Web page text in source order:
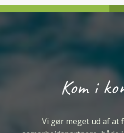
Kom i
Vi gør meget ud af at